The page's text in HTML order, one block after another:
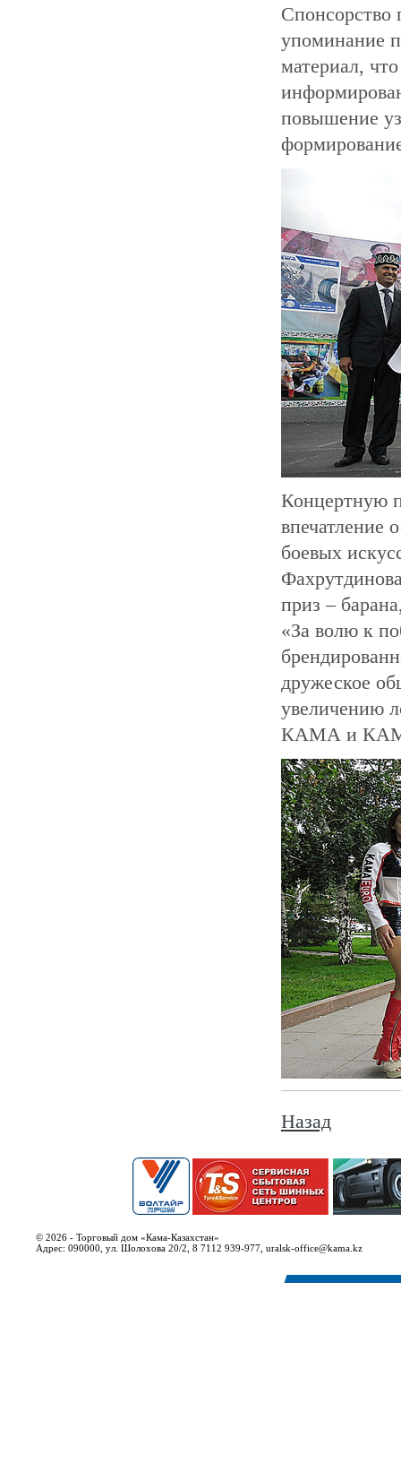
Спонсорство
упоминание
материал,
повышение
Концертную
впечатление
боевых
приз –
«За волю к
дружеское
увеличению
КАМА и
Назад
© 2026 - Торговый дом «Кама-Казахстан»
Адрес: 090000, ул. Шолохова 20/2, 8 7112 939-977, uralsk-office@kama.kz